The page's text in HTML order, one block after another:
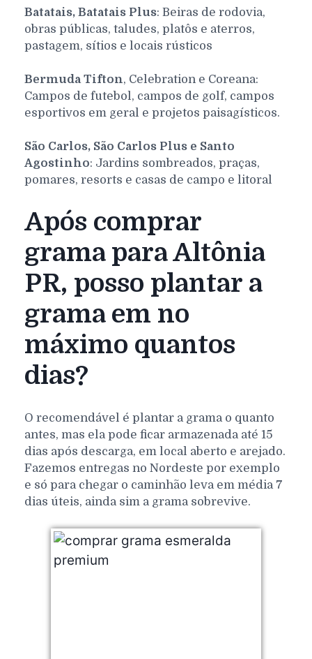
Batatais, Batatais Plus: Beiras de rodovia,
obras públicas, taludes, platôs e aterros,
pastagem, sítios e locais rústicos
Bermuda Tifton, Celebration e Coreana:
Campos de futebol, campos de golf, campos
esportivos em geral e projetos paisagísticos.
São Carlos, São Carlos Plus e Santo
Agostinho: Jardins sombreados, praças,
pomares, resorts e casas de campo e litoral
Após comprar
grama para Altônia
PR, posso plantar a
grama em no
máximo quantos
dias?
O recomendável é plantar a grama o quanto
antes, mas ela pode ficar armazenada até 15
dias após descarga, em local aberto e arejado.
Fazemos entregas no Nordeste por exemplo
e só para chegar o caminhão leva em média 7
dias úteis, ainda sim a grama sobrevive.